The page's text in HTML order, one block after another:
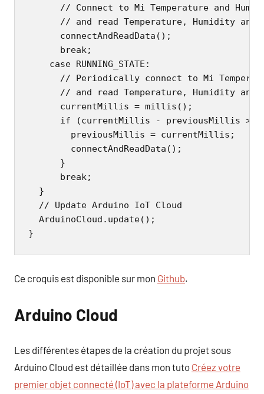
// Connect to Mi Temperature and
// and read Temperature, Humidity and
      connectAndReadData();
      break;
    case RUNNING_STATE:
// Periodically connect to Mi
// and read Temperature, Humidity and
      currentMillis = millis();
if (currentMillis - previousMillis >=
        previousMillis = currentMillis;
        connectAndReadData();
      }
      break;
  }
  // Update Arduino IoT Cloud
  ArduinoCloud.update();
}
Ce croquis est disponible sur mon Github.
Arduino Cloud
Les différentes étapes de la création du projet sous
Arduino Cloud est détaillée dans mon tuto Créez votre
premier objet connecté (IoT) avec la plateforme Arduino